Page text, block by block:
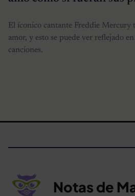
El íconico cantante Freddie Mercury
amor, y esto se puede ver reflejado
canciones.
Notas de